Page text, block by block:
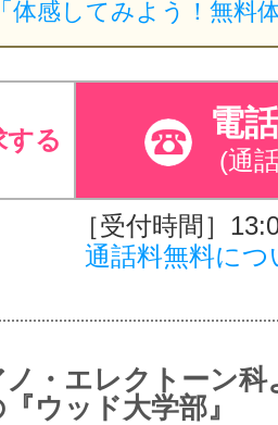
する 電
(通
［受付時間］
通話料無料につ
・エレクトーン科
ウッド大学部』